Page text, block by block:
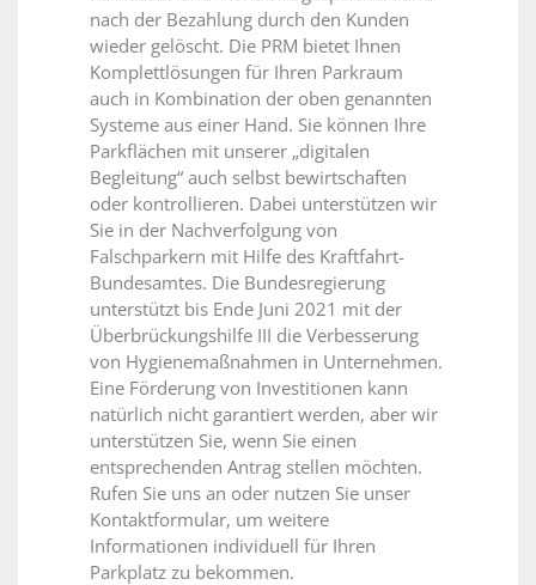
nach der Bezahlung durch den Kunden
wieder gelöscht. Die PRM bietet Ihnen
Komplettlösungen für Ihren Parkraum
auch in Kombination der oben genannten
Systeme aus einer Hand. Sie können Ihre
Parkflächen mit unserer „digitalen
Begleitung“ auch selbst bewirtschaften
oder kontrollieren. Dabei unterstützen wir
Sie in der Nachverfolgung von
Falschparkern mit Hilfe des Kraftfahrt-
Bundesamtes. Die Bundesregierung
unterstützt bis Ende Juni 2021 mit der
Überbrückungshilfe III die Verbesserung
von Hygienemaßnahmen in Unternehmen.
Eine Förderung von Investitionen kann
natürlich nicht garantiert werden, aber wir
unterstützen Sie, wenn Sie einen
entsprechenden Antrag stellen möchten.
Rufen Sie uns an oder nutzen Sie unser
Kontaktformular, um weitere
Informationen individuell für Ihren
Parkplatz zu bekommen.